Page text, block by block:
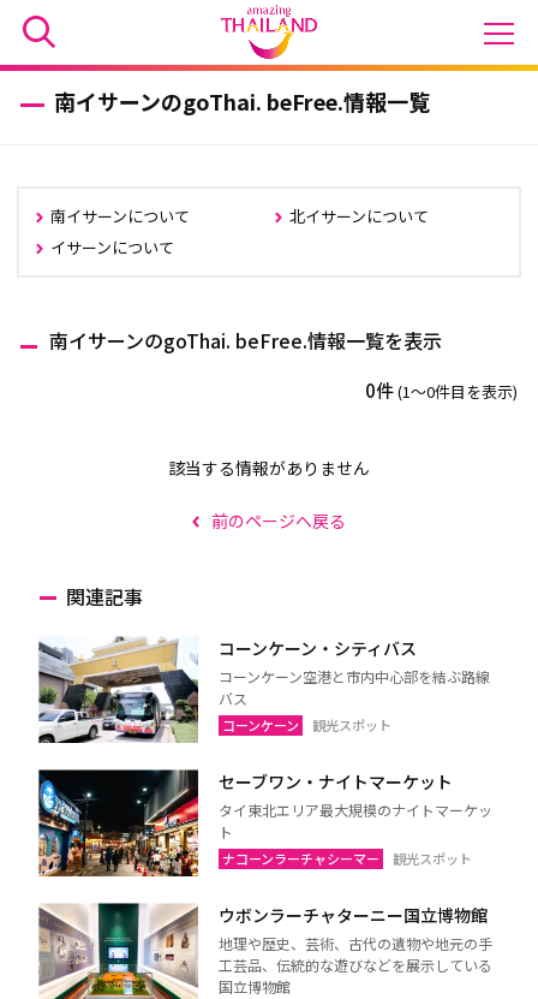
南イサーンのgoThai. beFree.情報一覧
南イサーンについて
北イサーンについて
イサーンについて
南イサーンのgoThai. beFree.情報一覧を表示
0件(1〜0件目を表示)
該当する情報がありません
前のページへ戻る
関連記事
コーンケーン・シティバス
コーンケーン空港と市内中心部を結ぶ路線
バス
コーンケーン 観光スポット
セーブワン・ナイトマーケット
タイ東北エリア最大規模のナイトマーケッ
ト
ナコーンラーチャシーマー 観光スポット
ウボンラーチャターニー国立博物館
地理や歴史、芸術、古代の遺物や地元の手
工芸品、伝統的な遊びなどを展示している
国立博物館